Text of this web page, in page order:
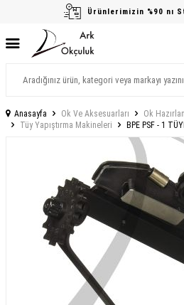
Ürünlerimizin %90 nı
Anasayfa Ok Ve Aksesuarları
Ok
Tüy Yapıştırma Makineleri
BPE PSF - 1